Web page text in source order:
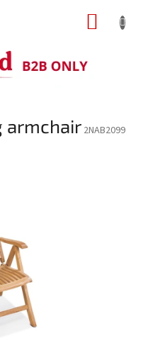
armchair 2NAB2099